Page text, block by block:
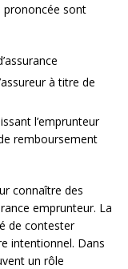
prononcée sont
à titre de
l’emprunteur
remboursement
connaître des
emprunteur. La
de contester
intentionnel. Dans
un rôle